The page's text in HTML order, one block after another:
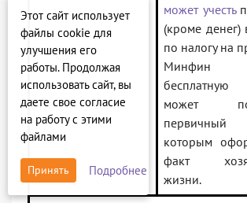
может учесть
(кроме денег)
по налогу на
бесплатную
может
первичный
которым
факт
жизни.
Этот сайт использует
файлы cookie для
улучшения его
работы. Продолжая
использовать сайт, вы
даете свое согласие
на работу с этими
файлами
Принять Подробнее